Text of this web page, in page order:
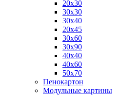
20х30
30х30
30х40
20х45
30х60
30х90
40х40
40х60
50х70
Пенокартон
Модульные картины